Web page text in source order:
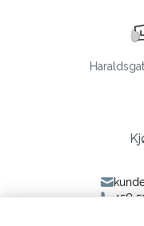
458
Følg